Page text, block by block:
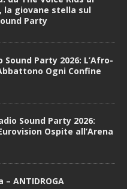
la giovane stella sul
Party
Sound Party 2026: L’Afro-
Ogni Confine
Sound Party 2026:
Ospite all’Arena
– ANTIDROGA